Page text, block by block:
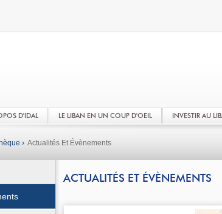
D'IDAL LE LIBAN EN UN COUP D'OEIL INVESTIR AU
› Actualités Et Évènements
ACTUALITÉS ET ÉVÈNEMENTS